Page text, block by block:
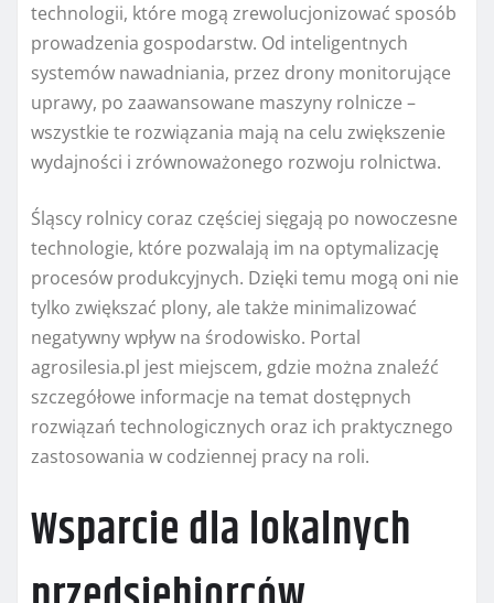
technologii, które mogą zrewolucjonizować sposób
prowadzenia gospodarstw. Od inteligentnych
systemów nawadniania, przez drony monitorujące
uprawy, po zaawansowane maszyny rolnicze –
wszystkie te rozwiązania mają na celu zwiększenie
wydajności i zrównoważonego rozwoju rolnictwa.
Śląscy rolnicy coraz częściej sięgają po nowoczesne
technologie, które pozwalają im na optymalizację
procesów produkcyjnych. Dzięki temu mogą oni nie
tylko zwiększać plony, ale także minimalizować
negatywny wpływ na środowisko. Portal
agrosilesia.pl jest miejscem, gdzie można znaleźć
szczegółowe informacje na temat dostępnych
rozwiązań technologicznych oraz ich praktycznego
zastosowania w codziennej pracy na roli.
Wsparcie dla lokalnych